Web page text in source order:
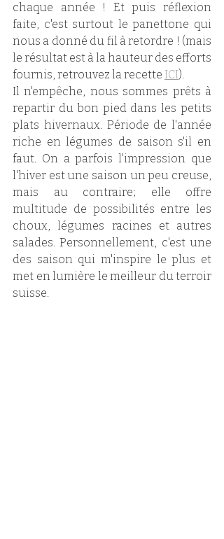
chaque année ! Et puis réflexion
faite, c'est surtout le panettone qui
nous a donné du fil à retordre ! (mais
le résultat est à la hauteur des efforts
fournis, retrouvez la recette ICI).
Il n'empêche, nous sommes prêts à
repartir du bon pied dans les petits
plats hivernaux. Période de l'année
riche en légumes de saison s'il en
faut. On a parfois l'impression que
l'hiver est une saison un peu creuse,
mais au contraire; elle offre
multitude de possibilités entre les
choux, légumes racines et autres
salades. Personnellement, c'est une
des saison qui m'inspire le plus et
met en lumière le meilleur du terroir
suisse.